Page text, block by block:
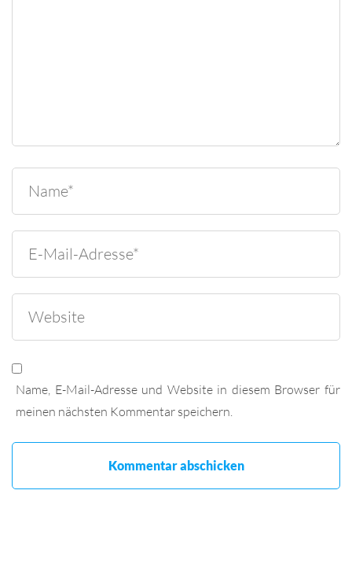
Name, E-Mail-Adresse und Website in diesem Browser für
meinen nächsten Kommentar speichern.